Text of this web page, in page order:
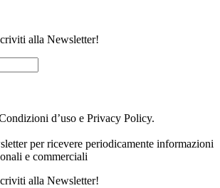
alla Newsletter!
d’uso e Privacy Policy.
per ricevere periodicamente informazioni
e commerciali
alla Newsletter!